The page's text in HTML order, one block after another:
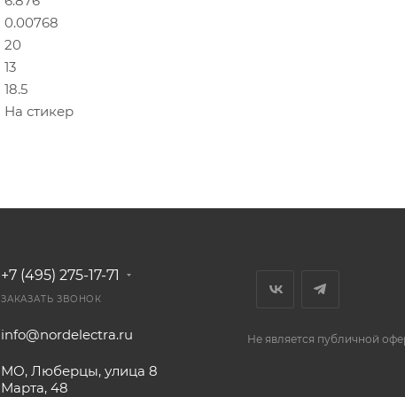
0.00768
20
13
18.5
На стикер
+7 (495) 275-17-71
ЗАКАЗАТЬ ЗВОНОК
info@nordelectra.ru
МО, Люберцы, улица 8
Марта, 48
Не является публичной